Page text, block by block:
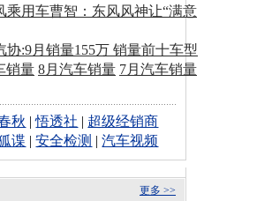
乘用车曹智：东风风神让“满意
协:9月销量155万 销量前十车型
销量 8月汽车销量 7月汽车销量
秋 |悟透社 | 超级经销商
谍 |安全检测 |汽车视频
更多 >>